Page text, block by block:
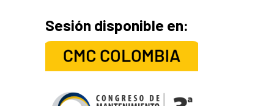
Sesión disponible en: